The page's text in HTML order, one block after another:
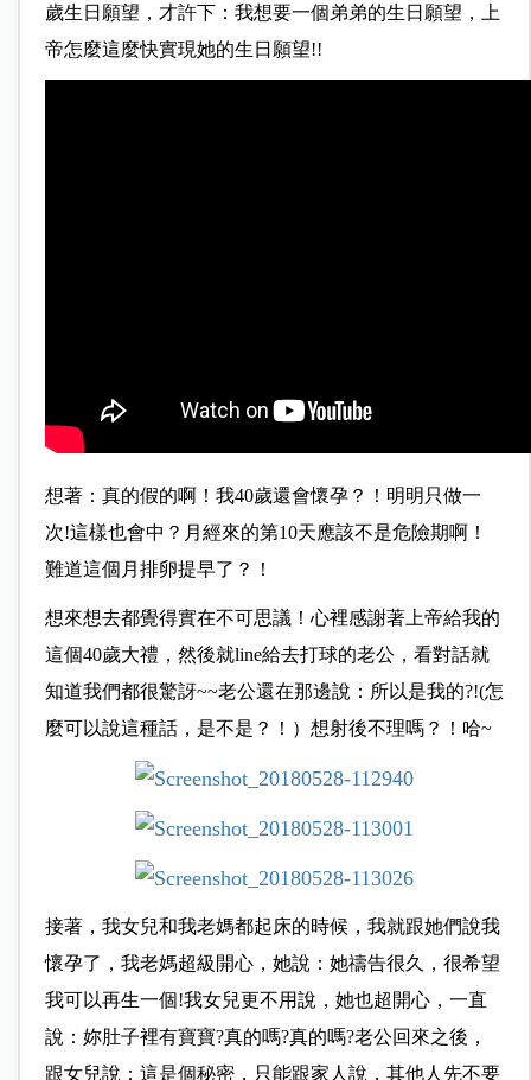
歲生日願望，才許下：我想要一個弟弟的生日願望，上
帝怎麼這麼快實現她的生日願望!!
想著：真的假的啊！我40歲還會懷孕？！明明只做一
次!這樣也會中？月經來的第10天應該不是危險期啊！
難道這個月排卵提早了？！
想來想去都覺得實在不可思議！心裡感謝著上帝給我的
這個40歲大禮，然後就line給去打球的老公，看對話就
知道我們都很驚訝~~老公還在那邊說：所以是我的?!(怎
麼可以說這種話，是不是？！）想射後不理嗎？！哈~
接著，我女兒和我老媽都起床的時候，我就跟她們說我
懷孕了，我老媽超級開心，她說：她禱告很久，很希望
我可以再生一個!我女兒更不用說，她也超開心，一直
說：妳肚子裡有寶寶?真的嗎?真的嗎?老公回來之後，
跟女兒說：這是個秘密，只能跟家人說，其他人先不要